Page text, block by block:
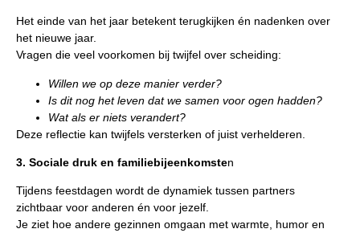
Het einde van het jaar betekent terugkijken én nadenken over
het nieuwe jaar.
Vragen die veel voorkomen bij twijfel over scheiding:
Willen we op deze manier verder?
Is dit nog het leven dat we samen voor ogen hadden?
Wat als er niets verandert?
Deze reflectie kan twijfels versterken of juist verhelderen.
3. Sociale druk en familiebijeenkomsten
Tijdens feestdagen wordt de dynamiek tussen partners
zichtbaar voor anderen én voor jezelf.
Je ziet hoe andere gezinnen omgaan met warmte, humor en